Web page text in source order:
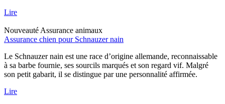
Lire
Nouveauté Assurance animaux
Assurance chien pour Schnauzer nain
Le Schnauzer nain est une race d’origine allemande, reconnaissable
à sa barbe fournie, ses sourcils marqués et son regard vif. Malgré
son petit gabarit, il se distingue par une personnalité affirmée.
Lire